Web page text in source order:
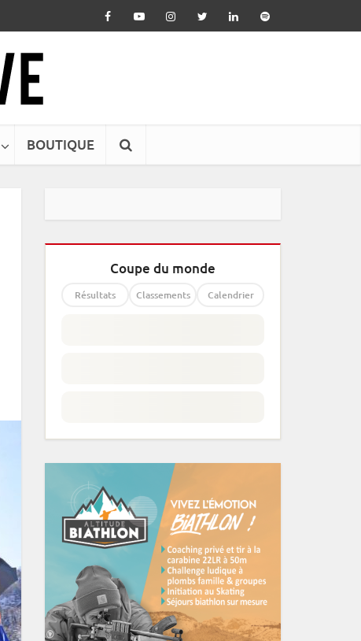
BOUTIQUE
Coupe du monde
Résultats Classements Calendrier